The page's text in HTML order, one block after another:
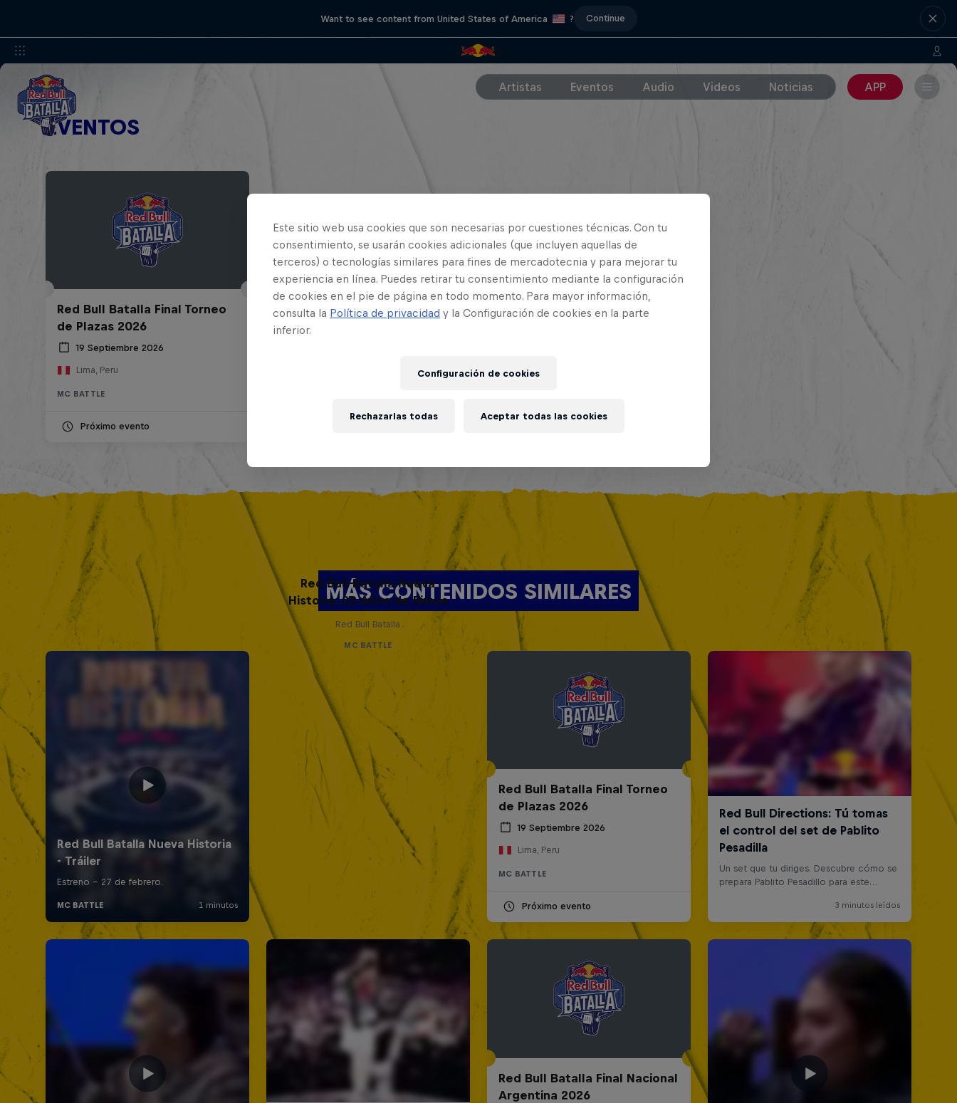
Want to see content from United States of America ? Continue
Artistas Eventos Audio Videos Noticias APP
EVENTOS
Red Bull Batalla Final Torneo
de Plazas 2026
19 Septiembre 2026
Lima, Peru
MC BATTLE
Próximo evento
MÁS CONTENIDOS SIMILARES
Red Bull Batalla Nueva
Historia: 20 Años de Rimas
Red Bull Batalla
MC BATTLE
Red Bull Batalla Final Torneo
de Plazas 2026
19 Septiembre 2026
Lima, Peru
MC BATTLE
Próximo evento
Red Bull Batalla Final Nacional
Argentina 2026
Este sitio web usa cookies que son necesarias por cuestiones técnicas. Con tu
consentimiento, se usarán cookies adicionales (que incluyen aquellas de
terceros) o tecnologías similares para fines de mercadotecnia y para mejorar tu
experiencia en línea. Puedes retirar tu consentimiento mediante la configuración
de cookies en el pie de página en todo momento. Para mayor información,
consulta la Política de privacidad y la Configuración de cookies en la parte
inferior.
Configuración de cookies
Rechazarlas todas Aceptar todas las cookies